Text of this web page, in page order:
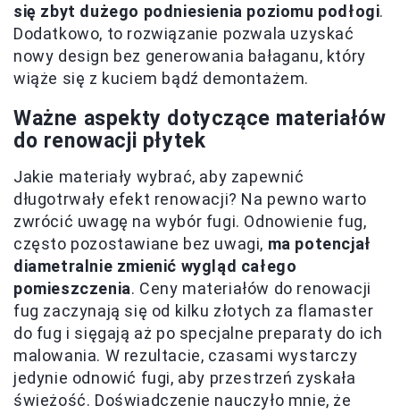
się zbyt dużego podniesienia poziomu podłogi.
Dodatkowo, to rozwiązanie pozwala uzyskać
nowy design bez generowania bałaganu, który
wiąże się z kuciem bądź demontażem.
Ważne aspekty dotyczące materiałów
do renowacji płytek
Jakie materiały wybrać, aby zapewnić
długotrwały efekt renowacji? Na pewno warto
zwrócić uwagę na wybór fugi. Odnowienie fug,
często pozostawiane bez uwagi, ma potencjał
diametralnie zmienić wygląd całego
pomieszczenia. Ceny materiałów do renowacji
fug zaczynają się od kilku złotych za flamaster
do fug i sięgają aż po specjalne preparaty do ich
malowania. W rezultacie, czasami wystarczy
jedynie odnowić fugi, aby przestrzeń zyskała
świeżość. Doświadczenie nauczyło mnie, że